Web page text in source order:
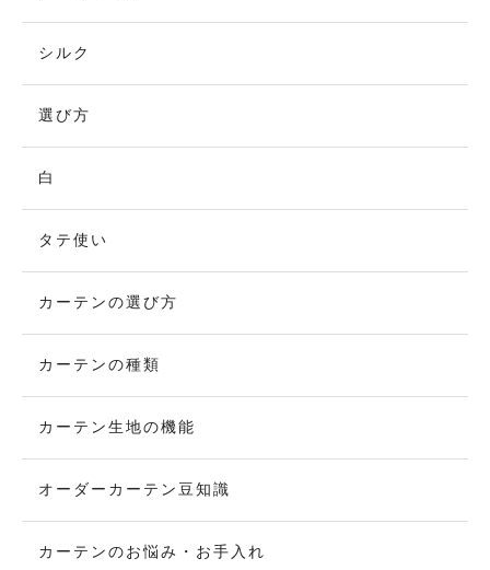
シルク
選び方
白
タテ使い
カーテンの選び方
カーテンの種類
カーテン生地の機能
オーダーカーテン豆知識
カーテンのお悩み・お手入れ